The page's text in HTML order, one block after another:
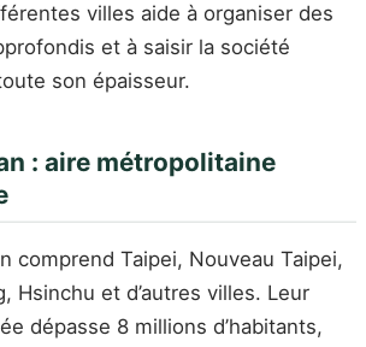
villes aide à organiser des
et à saisir la société
son épaisseur.
: aire métropolitaine
comprend Taipei, Nouveau Taipei,
Hsinchu et d’autres villes. Leur
dépasse 8 millions d’habitants,